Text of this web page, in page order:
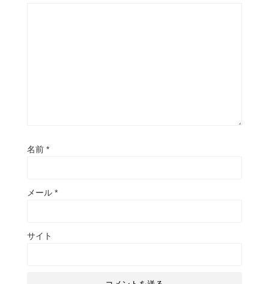
名前 *
メール *
サイト